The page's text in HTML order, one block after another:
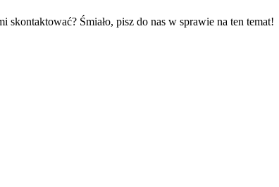
skontaktować? Śmiało, pisz do nas w sprawie na ten temat!